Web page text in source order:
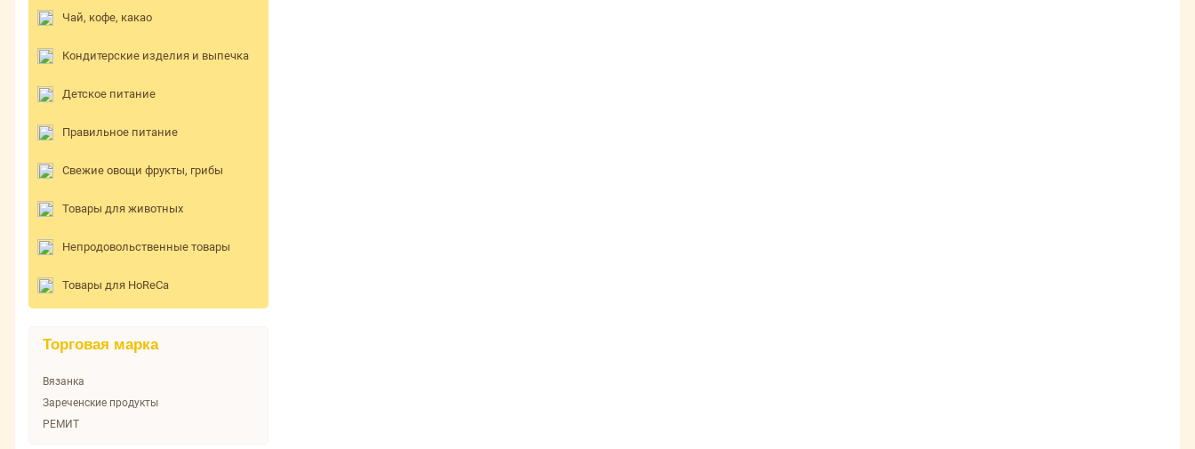
Чай, кофе, какао
Кондитерские изделия и выпечка
Детское питание
Правильное питание
Свежие овощи фрукты, грибы
Товары для животных
Непродовольственные товары
Товары для HoReCa
Торговая марка
Вязанка
Зареченские продукты
РЕМИТ